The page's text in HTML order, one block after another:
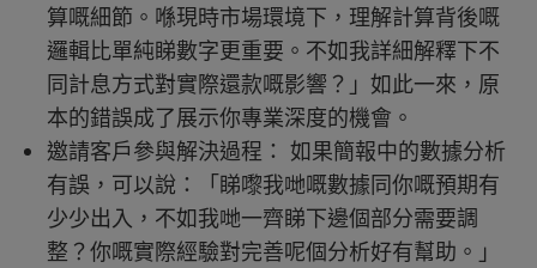
算嘅細節。喺現時市場環境下，理解計算背後嘅
邏輯比單純睇數字更重要。不如我詳細解釋下不
同計息方式對實際還款嘅影響？」如此一來，原
本的錯誤成了展示你專業深度的機會。
邀請客戶參與解決過程： 如果簡報中的數據分析
有誤，可以說：「睇嚟我哋嘅數據同你嘅預期有
少少出入，不如我哋一齊睇下邊個部分需要調
整？你嘅實際經驗對完善呢個分析好有幫助。」